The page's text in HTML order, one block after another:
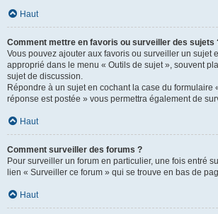
Haut
Comment mettre en favoris ou surveiller des sujets
Vous pouvez ajouter aux favoris ou surveiller un sujet
approprié dans le menu « Outils de sujet », souvent
sujet de discussion.
Répondre à un sujet en cochant la case du formulaire
réponse est postée » vous permettra également de
Haut
Comment surveiller des forums ?
Pour surveiller un forum en particulier, une fois entré
lien « Surveiller ce forum » qui se trouve en bas de
Haut